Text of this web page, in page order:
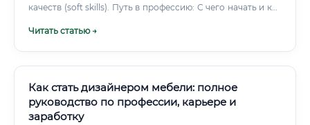
качеств (soft skills). Путь в профессию: С чего начать и как
вхождения в профессию: Классический (через ВУЗ/ССУЗ):
Читать статью →
Как стать дизайнером мебели: полное
руководство по профессии, карьере и
заработку